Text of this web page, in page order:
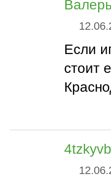
Если
стоит